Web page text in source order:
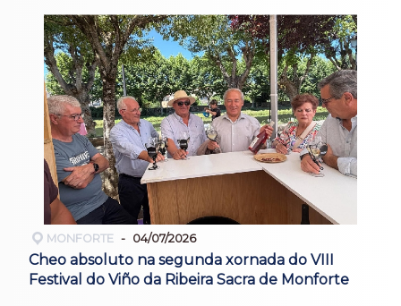
MONFORTE 04/07/2026
Cheo absoluto na segunda xornada do VIII
Festival do Viño da Ribeira Sacra de Monforte